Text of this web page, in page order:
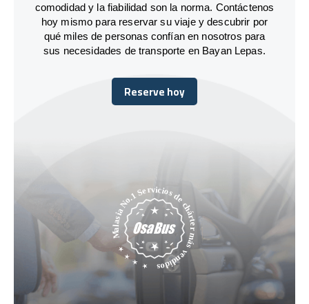
comodidad y la fiabilidad son la norma. Contáctenos
hoy mismo para reservar su viaje y descubrir por
qué miles de personas confían en nosotros para
sus necesidades de transporte en Bayan Lepas.
Reserve hoy
Reserve hoy